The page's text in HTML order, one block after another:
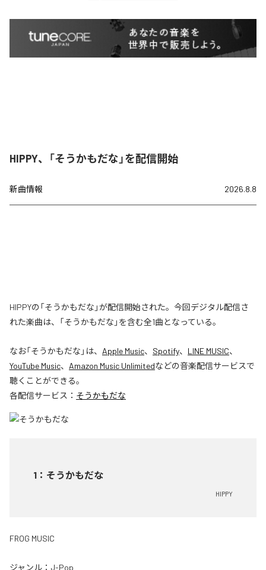
HIPPY、「そうかもだな」を配信開始
新曲情報 2026.8.8
HIPPYの「そうかもだな」が配信開始された。今回デジタル配信さ
れた楽曲は、「そうかもだな」を含む全1曲となっている。
なお「そうかもだな 」は、 Apple Music、 Spotify、 LINE MUSIC、
YouTube Music、 Amazon Music Unlimitedなどの音楽配信サービスで
聴くことができる。
各配信サービス： そうかもだな
1 ： そうかもだな
HIPPY
FROG MUSIC
ジャンル： J-Pop